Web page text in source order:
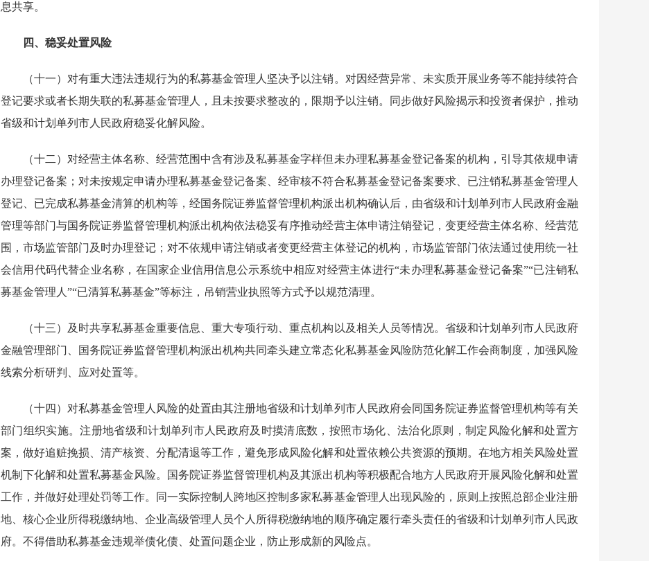
息共享。
四、稳妥处置风险
（十一）对有重大违法违规行为的私募基金管理人坚决予以注销。对因经营异常、未实质开展业务等不能持续符合
登记要求或者长期失联的私募基金管理人，且未按要求整改的，限期予以注销。同步做好风险揭示和投资者保护，推动
省级和计划单列市人民政府稳妥化解风险。
（十二）对经营主体名称、经营范围中含有涉及私募基金字样但未办理私募基金登记备案的机构，引导其依规申请
办理登记备案；对未按规定申请办理私募基金登记备案、经审核不符合私募基金登记备案要求、已注销私募基金管理人
登记、已完成私募基金清算的机构等，经国务院证券监督管理机构派出机构确认后，由省级和计划单列市人民政府金融
管理等部门与国务院证券监督管理机构派出机构依法稳妥有序推动经营主体申请注销登记，变更经营主体名称、经营范
围，市场监管部门及时办理登记；对不依规申请注销或者变更经营主体登记的机构，市场监管部门依法通过使用统一社
会信用代码代替企业名称，在国家企业信用信息公示系统中相应对经营主体进行“未办理私募基金登记备案”“已注销私
募基金管理人”“已清算私募基金”等标注，吊销营业执照等方式予以规范清理。
（十三）及时共享私募基金重要信息、重大专项行动、重点机构以及相关人员等情况。省级和计划单列市人民政府
金融管理部门、国务院证券监督管理机构派出机构共同牵头建立常态化私募基金风险防范化解工作会商制度，加强风险
线索分析研判、应对处置等。
（十四）对私募基金管理人风险的处置由其注册地省级和计划单列市人民政府会同国务院证券监督管理机构等有关
部门组织实施。注册地省级和计划单列市人民政府及时摸清底数，按照市场化、法治化原则，制定风险化解和处置方
案，做好追赃挽损、清产核资、分配清退等工作，避免形成风险化解和处置依赖公共资源的预期。在地方相关风险处置
机制下化解和处置私募基金风险。国务院证券监督管理机构及其派出机构等积极配合地方人民政府开展风险化解和处置
工作，并做好处理处罚等工作。同一实际控制人跨地区控制多家私募基金管理人出现风险的，原则上按照总部企业注册
地、核心企业所得税缴纳地、企业高级管理人员个人所得税缴纳地的顺序确定履行牵头责任的省级和计划单列市人民政
府。不得借助私募基金违规举债化债、处置问题企业，防止形成新的风险点。